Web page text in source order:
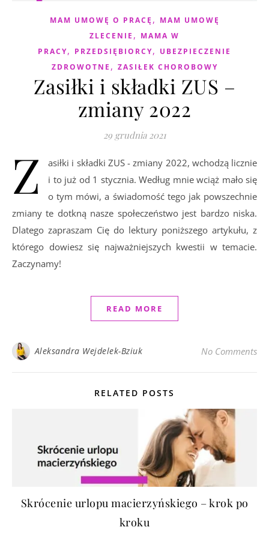
MAM UMOWĘ O PRACĘ , MAM UMOWĘ
ZLECENIE , MAMA W
PRACY, PRZEDSIĘBIORCY, UBEZPIECZENIE
ZDROWOTNE , ZASIŁEK CHOROBOWY
Zasiłki i składki ZUS –
zmiany 2022
29 grudnia 2021
Z
asiłki i składki ZUS - zmiany 2022, wchodzą licznie
i to już od 1 stycznia. Według mnie wciąż mało się
o tym mówi, a świadomość tego jak powszechnie
zmiany te dotkną nasze społeczeństwo jest bardzo niska.
Dlatego zapraszam Cię do lektury poniższego artykułu, z
którego dowiesz się najważniejszych kwestii w temacie.
Zaczynamy!
READ MORE
Aleksandra Wejdelek-Bziuk No Comments
RELATED POSTS
Skrócenie urlopu macierzyńskiego – krok po
kroku